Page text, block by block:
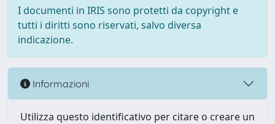
I documenti in IRIS sono protetti da copyright e
tutti i diritti sono riservati, salvo diversa
indicazione.
Informazioni
Utilizza questo identificativo per citare o creare un